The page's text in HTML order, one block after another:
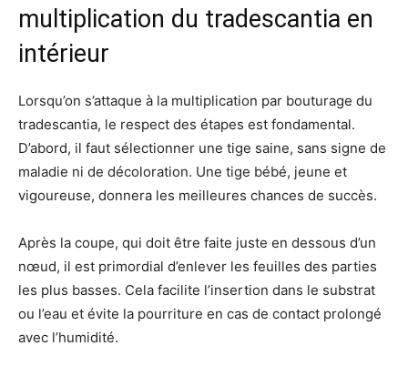
multiplication du tradescantia en
intérieur
Lorsqu’on s’attaque à la multiplication par bouturage du
tradescantia, le respect des étapes est fondamental.
D’abord, il faut sélectionner une tige saine, sans signe de
maladie ni de décoloration. Une tige bébé, jeune et
vigoureuse, donnera les meilleures chances de succès.
Après la coupe, qui doit être faite juste en dessous d’un
nœud, il est primordial d’enlever les feuilles des parties
les plus basses. Cela facilite l’insertion dans le substrat
ou l’eau et évite la pourriture en cas de contact prolongé
avec l’humidité.